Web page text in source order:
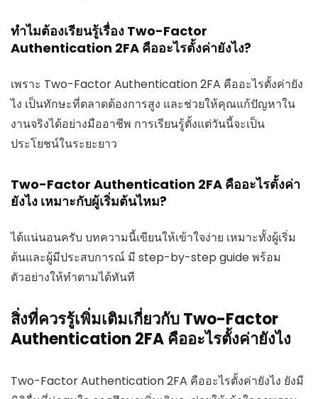
ทำไมต้องเรียนรู้เรื่อง Two-Factor
Authentication 2FA คืออะไรตั้งค่ายังไง?
เพราะ Two-Factor Authentication 2FA คืออะไรตั้งค่ายัง
ไง เป็นทักษะที่ตลาดต้องการสูง และช่วยให้คุณแก้ปัญหาใน
งานจริงได้อย่างมืออาชีพ การเรียนรู้ตั้งแต่วันนี้จะเป็น
ประโยชน์ในระยะยาว
Two-Factor Authentication 2FA คืออะไรตั้งค่า
ยังไง เหมาะกับผู้เริ่มต้นไหม?
ได้แน่นอนครับ บทความนี้เขียนให้เข้าใจง่าย เหมาะทั้งผู้เริ่ม
ต้นและผู้มีประสบการณ์ มี step-by-step guide พร้อม
ตัวอย่างให้ทำตามได้ทันที
สิ่งที่ควรรู้เพิ่มเติมเกี่ยวกับ Two-Factor
Authentication 2FA คืออะไรตั้งค่ายังไง
Two-Factor Authentication 2FA คืออะไรตั้งค่ายังไง ยังมี